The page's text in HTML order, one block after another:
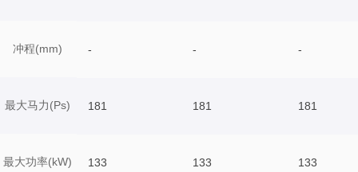
冲程(mm)
最大马力(Ps)
最大功率(kW)
- - -
181 181 181
133 133 133